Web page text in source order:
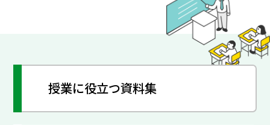
授業に役立つ資料集